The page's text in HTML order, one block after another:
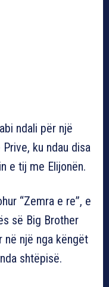
ndali për një
ku ndau disa
e tij me Elijonën.
“Zemra e re”, e
së Big Brother
në një nga këngët
shtëpisë.